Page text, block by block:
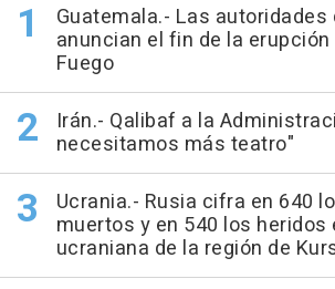
Guatemala.- Las autoridades
anuncian el fin de la
Fuego
Irán.- Qalibaf a la
necesitamos más teatro"
Ucrania.- Rusia cifra en 640
muertos y en 540 los heridos
ucraniana de la región de